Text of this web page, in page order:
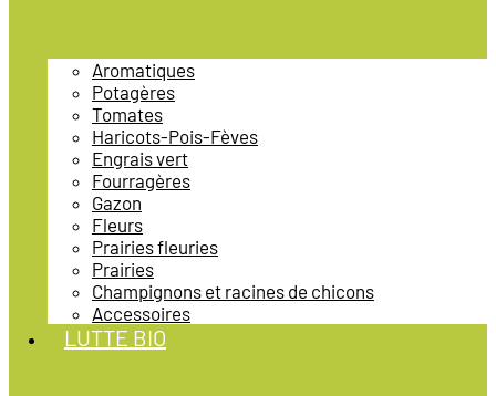
Aromatiques
Potagères
Tomates
Haricots-Pois-Fèves
Engrais vert
Fourragères
Gazon
Fleurs
Prairies fleuries
Prairies
Champignons et racines de chicons
Accessoires
LUTTE BIO